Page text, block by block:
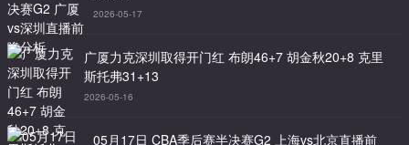
2026-05-17
广厦力克深圳取得开门红 布朗46+7 胡金秋20+8 克里
斯托弗31+13
2026-05-16
05月17日 CBA季后赛半决赛G2 上海vs北京直播前